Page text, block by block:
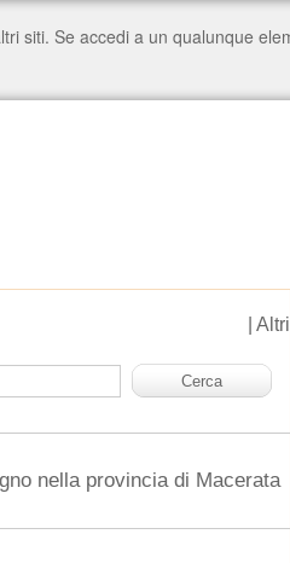
Altri
nella provincia di Macerata